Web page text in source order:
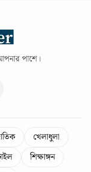
পাশে।
খেলাধুলা
শিক্ষাঙ্গন